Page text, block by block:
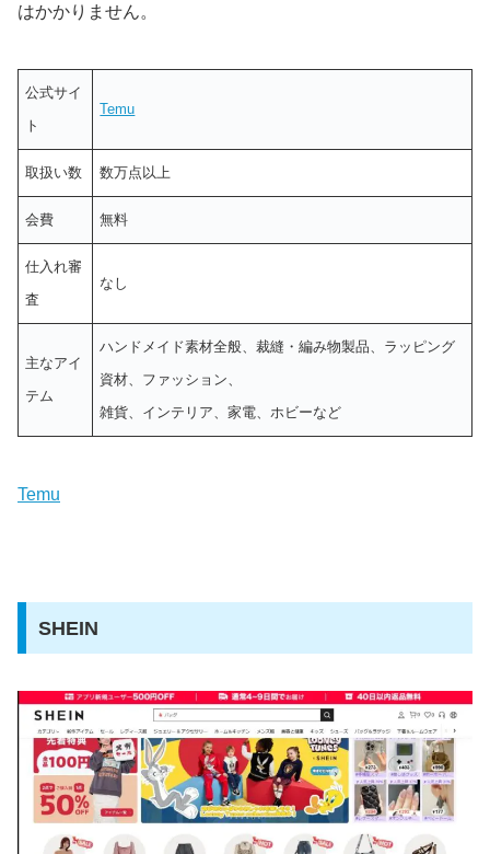
はかかりません。
公式サイ
ト
Temu
取扱い数 数万点以上
会費 無料
仕入れ審
査
なし
主なアイ
テム
ハンドメイド素材全般、裁縫・編み物製品、ラッピング
資材、ファッション、
雑貨、インテリア、家電、ホビーなど
Temu
SHEIN